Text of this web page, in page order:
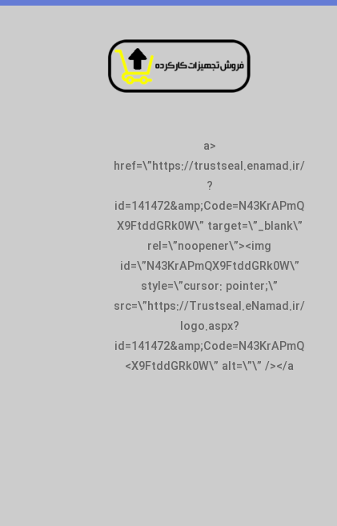
<a
href=\”https://trustseal.enamad.ir/
?
id=141472&amp;Code=N43KrAPmQ
X9FtddGRk0W\” target=\”_blank\”
rel=\”noopener\”><img
id=\”N43KrAPmQX9FtddGRk0W\”
style=\”cursor: pointer;\”
src=\”https://Trustseal.eNamad.ir/
logo.aspx?
id=141472&amp;Code=N43KrAPmQ
X9FtddGRk0W\” alt=\”\” /></a>